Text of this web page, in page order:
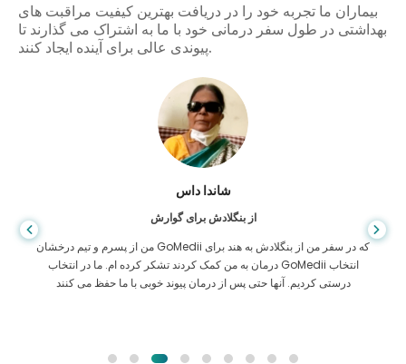
بیماران ما تجربه خود را در دریافت بهترین کیفیت مراقبت های
بهداشتی در طول سفر درمانی خود با ما به اشتراک می گذارند تا
پیوندی عالی برای آینده ایجاد کنند.
شاندا داس
از بنگلادش برای گوارش
من از پسرم و تیم درخشان GoMedii که در سفر من از بنگلادش به هند برای
درمان به من کمک کردند تشکر کرده ام. ما در انتخاب GoMedii انتخاب
درستی کردیم. آنها حتی پس از درمان پیوند خوبی با ما حفظ می کنند